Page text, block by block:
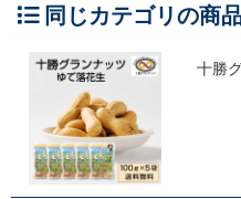
同じカテゴリの商
十勝